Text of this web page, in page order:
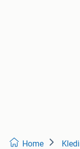
Home